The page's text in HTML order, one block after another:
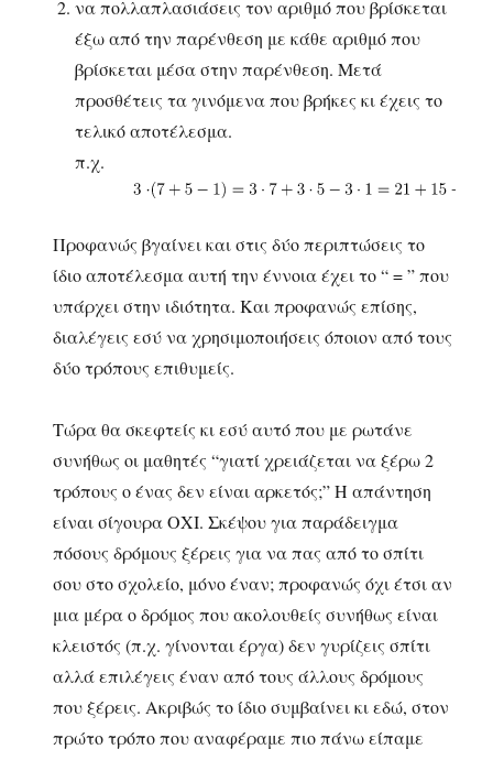
να πολλαπλασιάσεις τον αριθμό που βρίσκεται
έξω από την παρένθεση με κάθε αριθμό που
βρίσκεται μέσα στην παρένθεση. Μετά
προσθέτεις τα γινόμενα που βρήκες κι έχεις το
τελικό αποτέλεσμα.
π.χ.
Προφανώς βγαίνει και στις δύο περιπτώσεις το
ίδιο αποτέλεσμα αυτή την έννοια έχει το “ = ” που
υπάρχει στην ιδιότητα. Και προφανώς επίσης,
διαλέγεις εσύ να χρησιμοποιήσεις όποιον από τους
δύο τρόπους επιθυμείς.
Τώρα θα σκεφτείς κι εσύ αυτό που με ρωτάνε
συνήθως οι μαθητές “γιατί χρειάζεται να ξέρω 2
τρόπους ο ένας δεν είναι αρκετός;” Η απάντηση
είναι σίγουρα ΟΧΙ. Σκέψου για παράδειγμα
πόσους δρόμους ξέρεις για να πας από το σπίτι
σου στο σχολείο, μόνο έναν; προφανώς όχι έτσι αν
μια μέρα ο δρόμος που ακολουθείς συνήθως είναι
κλειστός (π.χ. γίνονται έργα) δεν γυρίζεις σπίτι
αλλά επιλέγεις έναν από τους άλλους δρόμους
που ξέρεις. Ακριβώς το ίδιο συμβαίνει κι εδώ, στον
πρώτο τρόπο που αναφέραμε πιο πάνω είπαμε